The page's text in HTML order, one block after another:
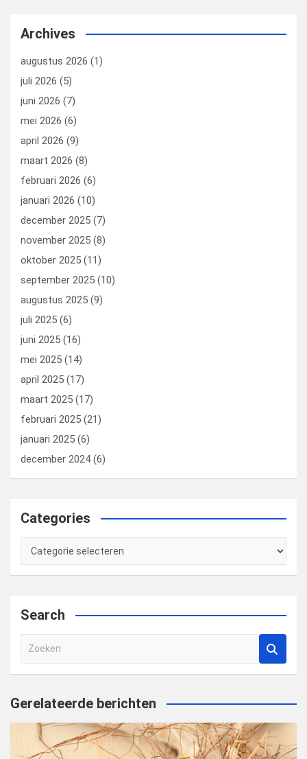
Archives
augustus 2026 (1)
juli 2026 (5)
juni 2026 (7)
mei 2026 (6)
april 2026 (9)
maart 2026 (8)
februari 2026 (6)
januari 2026 (10)
december 2025 (7)
november 2025 (8)
oktober 2025 (11)
september 2025 (10)
augustus 2025 (9)
juli 2025 (6)
juni 2025 (16)
mei 2025 (14)
april 2025 (17)
maart 2025 (17)
februari 2025 (21)
januari 2025 (6)
december 2024(6)
Categories
Categories
Search
e
e
Gerelateerde berichten